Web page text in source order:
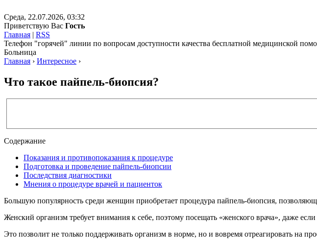
Среда, 22.07.2026, 03:32
Приветствую Вас Гость
Главная | RSS
Телефон "горячей" линии по вопросам доступности качества бесплатной медицинской
Больница
Главная › Интересное ›
Что такое пайпель-биопсия?
Содержание
Показания и противопоказания к процедуре
Подготовка и проведение пайпель-биопсии
Последствия диагностики
Мнения о процедуре врачей и пациенток
Большую популярность среди женщин приобретает процедура пайпель-биопсия,
Женский организм требует внимания к себе, поэтому посещать «женского врача», даже
Это позволит не только поддерживать организм в норме, но и вовремя отреагировать на